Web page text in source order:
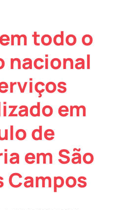
todo o
em
de
em São
Campos